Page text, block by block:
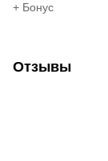
+ Бонус
Отзывы